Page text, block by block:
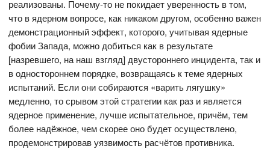
реализованы. Почему-то не покидает уверенность в том,
что в ядерном вопросе, как никаком другом, особенно важен
демонстрационный эффект, которого, учитывая ядерные
фобии Запада, можно добиться как в результате
[назревшего, на наш взгляд] двустороннего инцидента, так и
в одностороннем порядке, возвращаясь к теме ядерных
испытаний. Если они собираются «варить лягушку»
медленно, то срывом этой стратегии как раз и является
ядерное применение, лучше испытательное, причём, тем
более надёжное, чем скорее оно будет осуществлено,
продемонстрировав уязвимость расчётов противника.